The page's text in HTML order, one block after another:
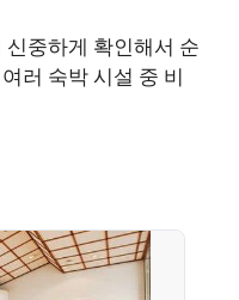
중하게 확인해서 순
러 숙박 시설 중 비